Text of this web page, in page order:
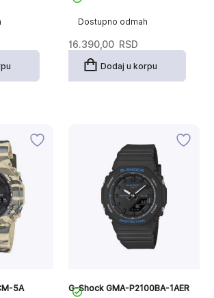
Dostupno odmah
16.390,00 RSD
Dodaj u korpu
5A G-Shock GMA-P2100BA-1AER